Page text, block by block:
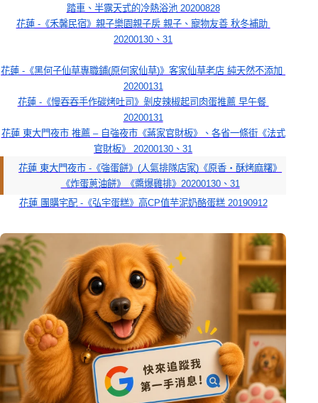
踏車、半露天式的冷熱浴池 20200828
花蓮 -《禾馨民宿》親子樂園親子房 親子、寵物友善 秋冬補助
20200130、31
花蓮 -《黑何子仙草專職鋪(原何家仙草)》客家仙草老店 純天然不添加
20200131
花蓮 -《慢吞吞手作碳烤吐司》剝皮辣椒起司肉蛋推薦 早午餐
20200131
花蓮 東大門夜市 推薦 – 自強夜市《蔣家官財板》、各省一條街《法式
官財板》 20200130、31
花蓮 東大門夜市 -《強蛋餅》(人氣排隊店家)《原香‧酥烤麻糬》
《炸蛋蔥油餅》《醬爆雞排》20200130、31
花蓮 團購宅配 -《弘宇蛋糕》高CP值芋泥奶酪蛋糕 20190912